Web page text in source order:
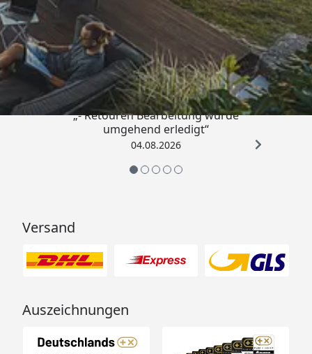
Trusted Shops
4,81/ 5
„- Retouren Bearbeitung wurde
umgehend erledigt“
04.08.2026
Versand
Auszeichnungen